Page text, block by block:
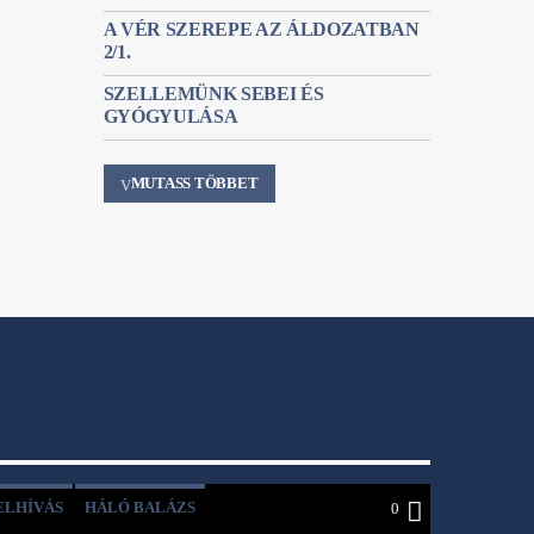
A VÉR SZEREPE AZ ÁLDOZATBAN
2/1.
SZELLEMÜNK SEBEI ÉS
GYÓGYULÁSA
MUTASS TÖBBET
HÁLÓ BALÁZS 0